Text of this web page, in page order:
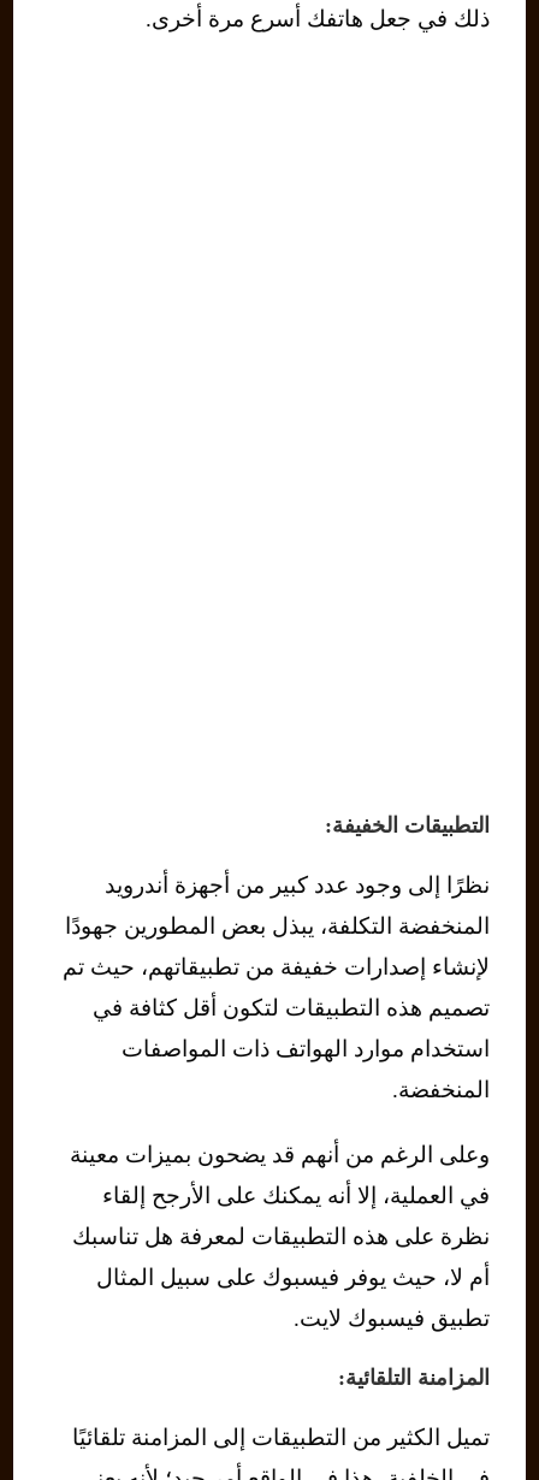
ذلك في جعل هاتفك أسرع مرة أخرى.
التطبيقات الخفيفة:
نظرًا إلى وجود عدد كبير من أجهزة أندرويد
المنخفضة التكلفة، يبذل بعض المطورين جهودًا
لإنشاء إصدارات خفيفة من تطبيقاتهم، حيث تم
تصميم هذه التطبيقات لتكون أقل كثافة في
استخدام موارد الهواتف ذات المواصفات
المنخفضة.
وعلى الرغم من أنهم قد يضحون بميزات معينة
في العملية، إلا أنه يمكنك على الأرجح إلقاء
نظرة على هذه التطبيقات لمعرفة هل تناسبك
أم لا، حيث يوفر فيسبوك على سبيل المثال
تطبيق فيسبوك لايت.
المزامنة التلقائية:
تميل الكثير من التطبيقات إلى المزامنة تلقائيًا